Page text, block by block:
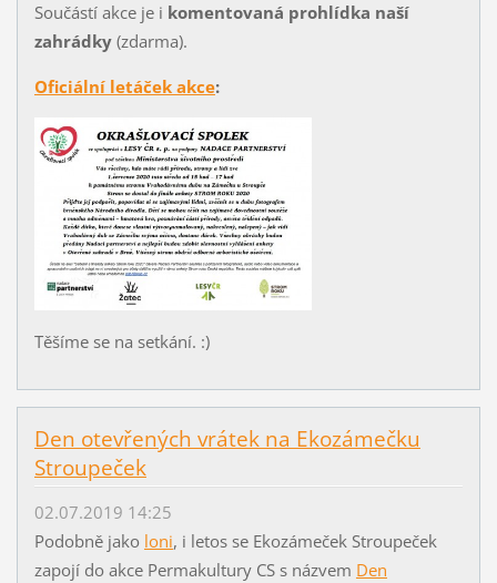
Součástí akce je i komentovaná prohlídka naší
zahrádky(zdarma).
Oficiální letáček akce:
Těšíme se na setkání. :)
Den otevřených vrátek na Ekozámečku
Stroupeček
02.07.2019 14:25
Podobně jako loni, i letos se Ekozámeček Stroupeček
zapojí do akce Permakultury CS s názvem Den